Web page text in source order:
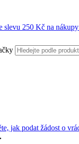
slevu 250 Kč na
jak podat žádost o